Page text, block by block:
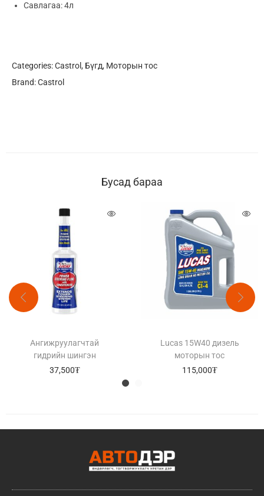
Савлагаа: 4л
Categories:Castrol, Бүгд, Моторын тос
Brand:Castrol
Бусад бараа
Ангижруулагчтай
гидрийн шингэн
37,500₮
Lucas 15W40 дизель
моторын тос
115,000₮